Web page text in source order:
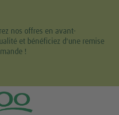
nos offres en avant-
et bénéficiez d'une remise
!